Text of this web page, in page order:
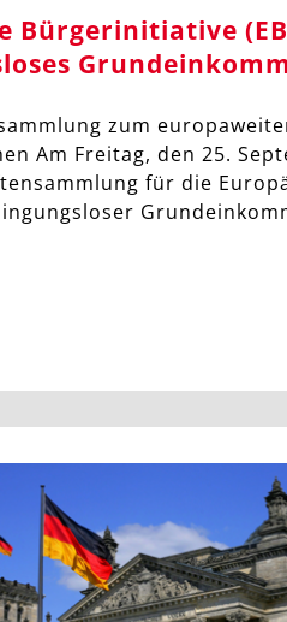
Bürgerinitiative
zum
Am Freitag, den 25.
für die